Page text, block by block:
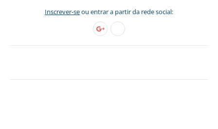
Inscrever-seou entrar a partir da rede social: